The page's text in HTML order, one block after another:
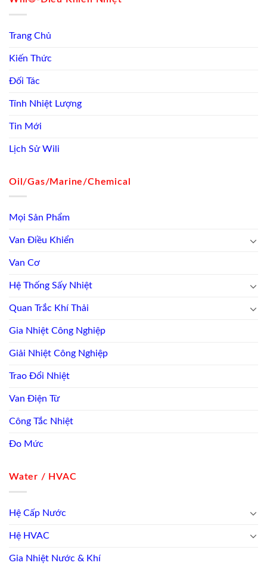
Trang Chủ
Kiến Thức
Đối Tác
Tính Nhiệt Lượng
Tin Mới
Lịch Sử Wili
Oil/Gas/Marine/Chemical
Mọi Sản Phẩm
Van Điều Khiển
Van Cơ
Hệ Thống Sấy Nhiệt
Quan Trắc Khí Thải
Gia Nhiệt Công Nghiệp
Giải Nhiệt Công Nghiệp
Trao Đổi Nhiệt
Van Điện Từ
Công Tắc Nhiệt
Đo Mức
Water / HVAC
Hệ Cấp Nước
Hệ HVAC
Gia Nhiệt Nước & Khí